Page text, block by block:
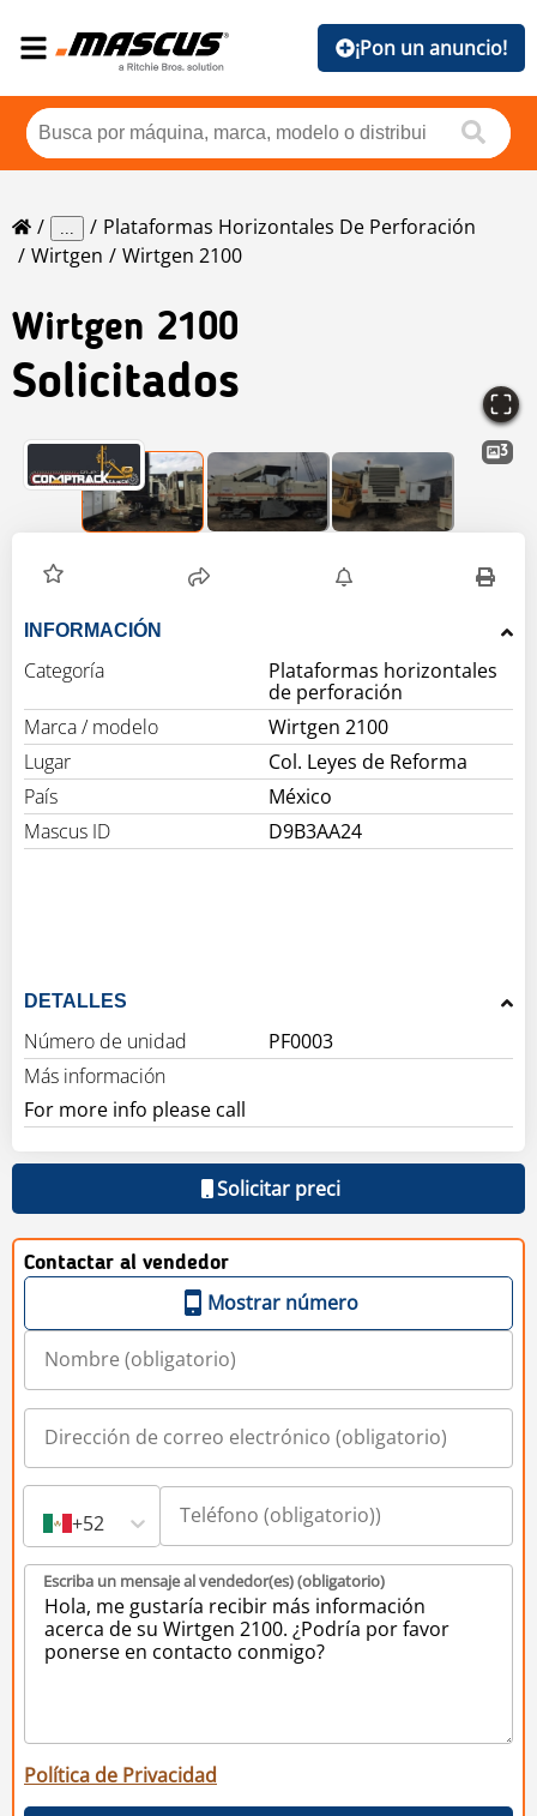
¡Pon un anuncio!
...
Plataformas Horizontales De Perforación
Wirtgen
Wirtgen 2100
Wirtgen 2100
Solicitados
3
INFORMACIÓN
Categoría
Plataformas horizontales
de perforación
Marca / modelo
Wirtgen 2100
Lugar
Col. Leyes de Reforma
País
México
Mascus ID
D9B3AA24
DETALLES
Número de unidad
PF0003
Más información
For more info please call
Solicitar preci
Contactar al vendedor
Mostrar número
+52
Escriba un mensaje al vendedor(es) (obligatorio)
Política de Privacidad